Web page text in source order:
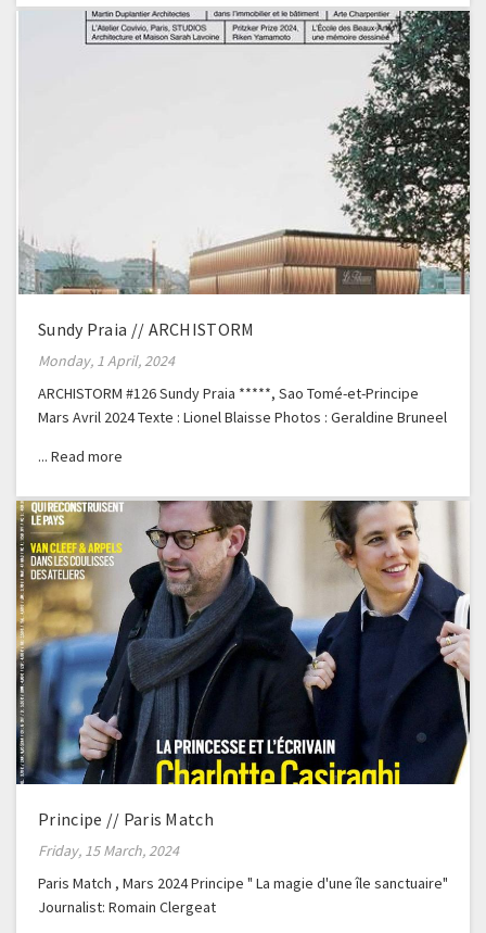
Sundy Praia // ARCHISTORM
Monday, 1 April, 2024
ARCHISTORM #126 Sundy Praia *****, Sao Tomé-et-Principe
Mars Avril 2024 Texte : Lionel Blaisse Photos : Geraldine Bruneel
Principe // Paris Match
Friday, 15 March, 2024
Paris Match , Mars 2024 Principe " La magie d'une île sanctuaire"
Journalist: Romain Clergeat